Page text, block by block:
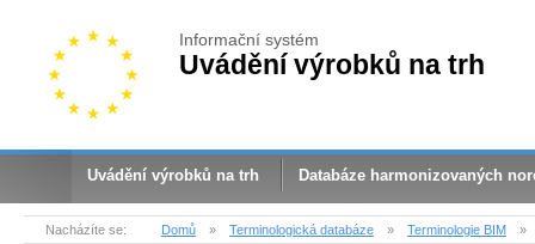
Informační systém
Uvádění výrobků na trh
Uvádění výrobků na trh Databáze harmonizovaných
Nacházíte se: Domů » Terminologická databáze » Terminologie BIM »